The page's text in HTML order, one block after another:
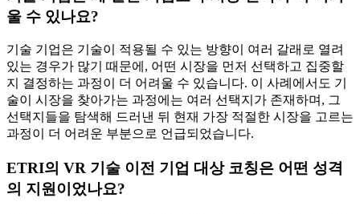
울 수 있나요?
기술 기업은 기술이 적용될 수 있는 방향이 여러 갈래로 열려
있는 경우가 많기 때문에, 어떤 시장을 먼저 선택하고 집중할
지 결정하는 과정이 더 어려울 수 있습니다. 이 사례에서도 기
술이 시장을 찾아가는 과정에는 여러 선택지가 존재하며, 그
선택지들을 탐색해 드러낸 뒤 현재 가장 적절한 시장을 고르는
과정이 더 어려운 부분으로 언급되었습니다.
ETRI의 VR 기술 이전 기업 대상 코칭은 어떤 성격
의 지원이었나요?